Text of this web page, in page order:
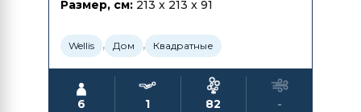
Размер, см: 213 x 213 x 91
Wellis , Дом , Квадратные
6 1 82 -